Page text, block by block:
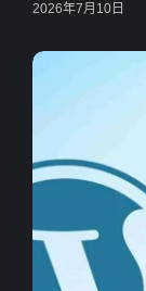
2026年7月10日